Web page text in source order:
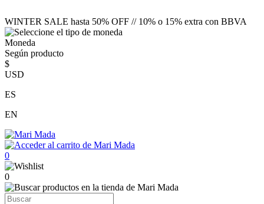
WINTER SALE hasta 50% OFF // 10% o 15% extra con BBVA
Moneda
Según producto
$
USD
ES
EN
0
0